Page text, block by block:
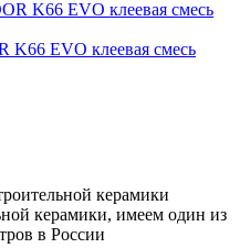
EVO клеевая смесь
керамики
керамики, имеем один из
в России